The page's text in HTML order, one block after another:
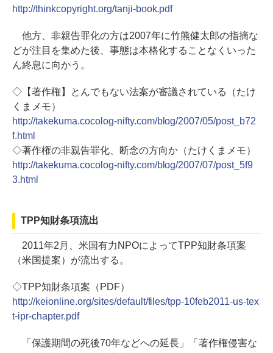
http://thinkcopyright.org/tanji-book.pdf
他方、非親告罪化の方は2007年に竹熊健太郎の指摘な
どが注目を集めた後、事態は本格化することなくいった
ん終息に向かう。
◇【著作権】とんでもない法案が審議されている（たけ
くまメモ）
http://takekuma.cocolog-nifty.com/blog/2007/05/post_b72
f.html
◇著作権の非親告罪化、断念の方向か（たけくまメモ）
http://takekuma.cocolog-nifty.com/blog/2007/07/post_5f9
3.html
TPP知財条項流出
2011年2月、米国有力NPOによってTPP知財条項案
（米国提案）が流出する。
◇TPP知財条項案（PDF）
http://keionline.org/sites/default/files/tpp-10feb2011-us-tex
t-ipr-chapter.pdf
「保護期間の死後70年などへの延長」「著作権侵害な